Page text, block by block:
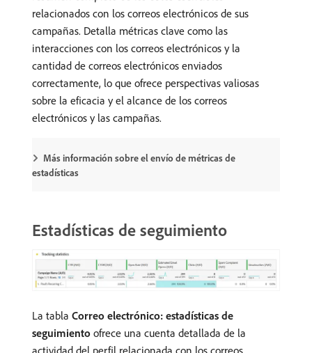
relacionados con los correos electrónicos de sus
campañas. Detalla métricas clave como las
interacciones con los correos electrónicos y la
cantidad de correos electrónicos enviados
correctamente, lo que ofrece perspectivas valiosas
sobre la eficacia y el alcance de los correos
electrónicos y las campañas.
Más información sobre el envío de métricas de
estadísticas
Estadísticas de seguimiento
La tabla Correo electrónico: estadísticas de
seguimiento ofrece una cuenta detallada de la
actividad del perfil relacionada con los correos